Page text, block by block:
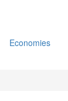
Economies